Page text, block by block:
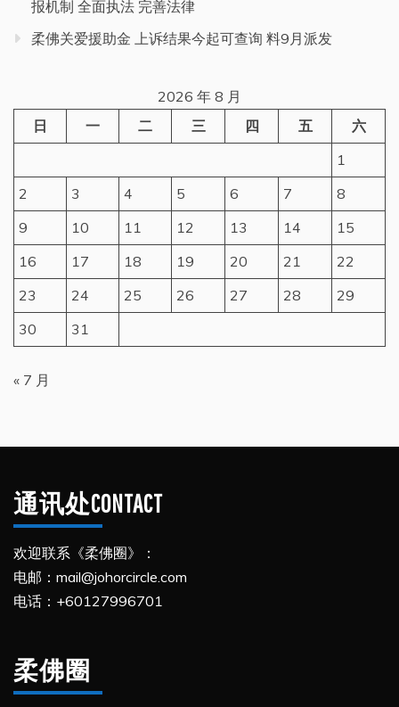
报机制 全面执法 完善法律
柔佛关爱援助金 上诉结果今起可查询 料9月派发
2026 年 8 月
日
一 二 三 四 五
六
1
2
3 4 5 6 7
8
9
10 11 12 13 14
15
16
17 18 19 20 21
22
23
24 25 26 27 28
29
30
31
« 7 月
通讯处CONTACT
欢迎联系《柔佛圈》：
电邮：mail@johorcircle.com
电话：+60127996701
柔佛圈